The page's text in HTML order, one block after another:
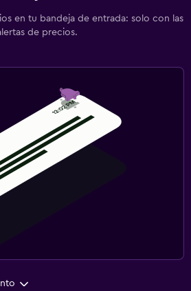
en tu bandeja de entrada: solo con las
de precios.